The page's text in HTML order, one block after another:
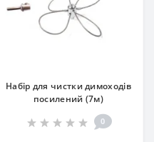
Набір для чистки димоходів
посилений (7м)
0